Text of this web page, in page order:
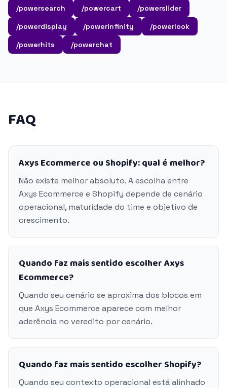
/powersearch /powercart
/powerslider
/powerdisplay
/powerinfinity
/powerlook
/powerhits
/powerchat
FAQ
Axys Ecommerce ou Shopify: qual é melhor?
Não existe melhor absoluto. A escolha entre
Axys Ecommerce e Shopify depende de cenário
operacional, maturidade do time e objetivo de
crescimento.
Quando faz mais sentido escolher Axys
Ecommerce?
Quando seu cenário se aproxima dos blocos em
que Axys Ecommerce aparece com melhor
aderência no veredito por cenário.
Quando faz mais sentido escolher Shopify?
Quando seu contexto operacional está alinhado